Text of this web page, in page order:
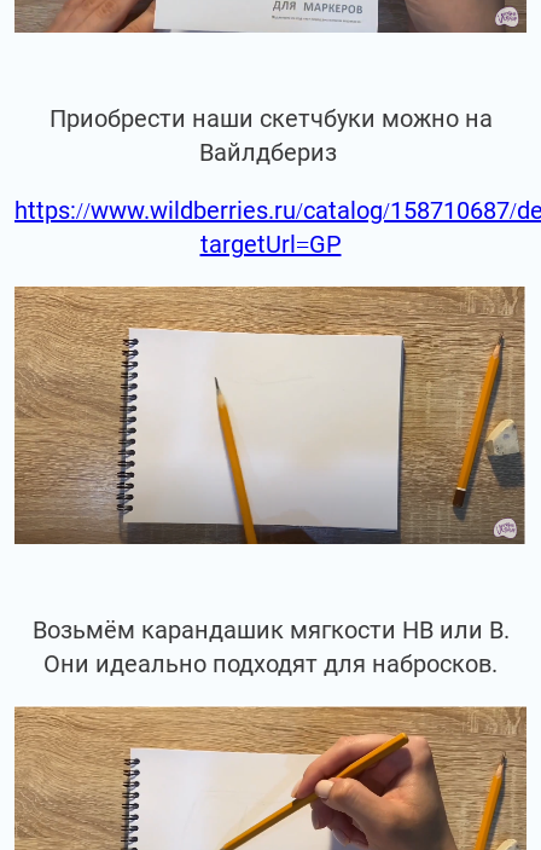
Приобрести наши скетчбуки можно на
Вайлдбериз
https://www.wildberries.ru/catalog/158710687/
targetUrl=GP
Возьмём карандашик мягкости НВ или В.
Они идеально подходят для набросков.